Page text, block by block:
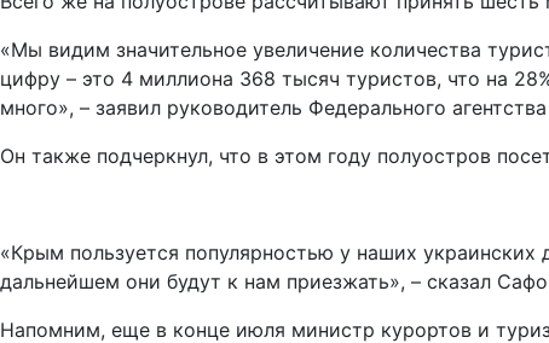
«Мы видим значительное увеличение количества
цифру – это 4 миллиона 368 тысяч туристов, что на
много», – заявил руководитель Федерального
Он также подчеркнул, что в этом году полуостров
«Крым пользуется популярностью у наших
дальнейшем они будут к нам приезжать», – сказал
Напомним, еще в конце июля министр курортов и